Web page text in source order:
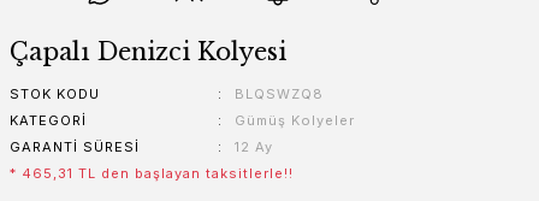
Çapalı Denizci Kolyesi
STOK KODU
BLQSWZQ8
KATEGORI
Gümüş Kolyeler
GARANTI SÜRESI
12 Ay
* 465,31 TL den başlayan taksitlerle!!